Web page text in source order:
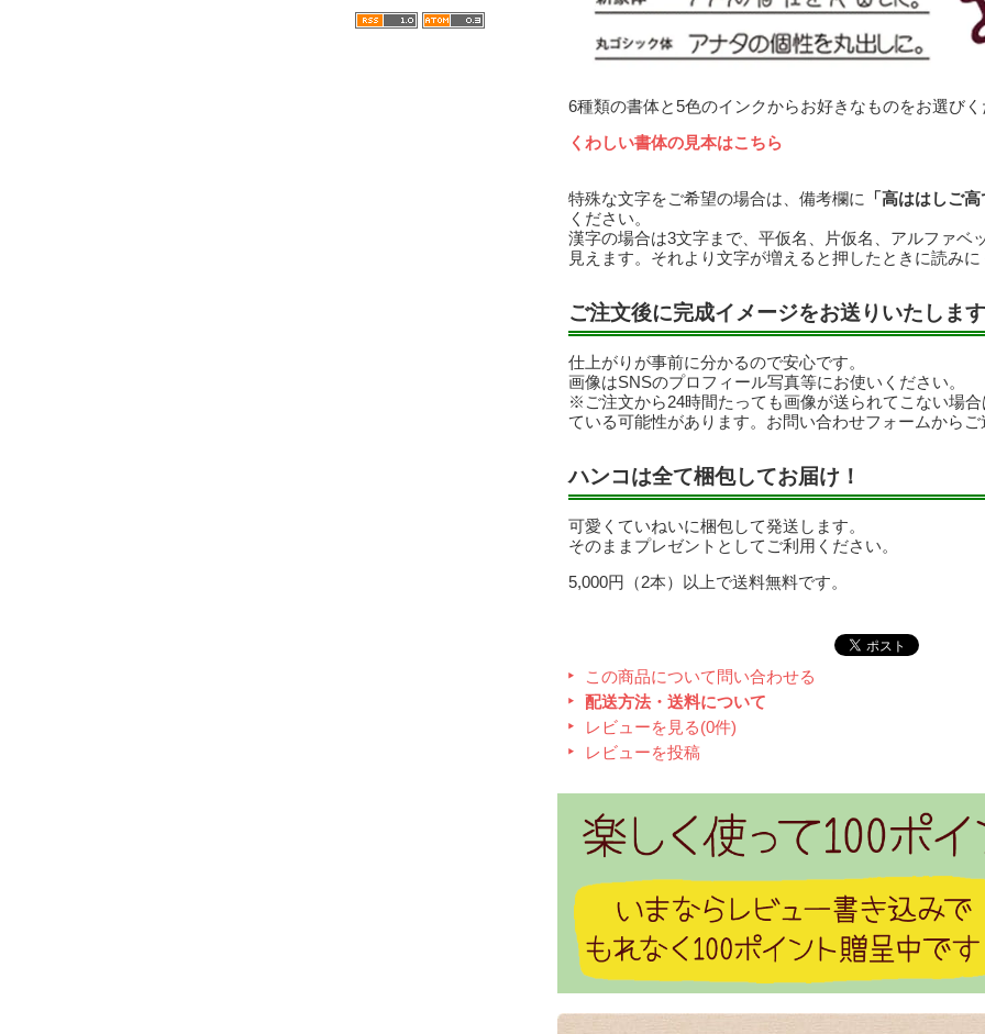
6種類の書体と5色のインクからお好きなものをお選び
くわしい書体の見本はこちら
特殊な文字をご希望の場合は、備考欄に
「高ははしご
ください。
漢字の場合は3文字まで、平仮名、片仮名、アルファベ
見えます。それより文字が増えると押したときに読み
ご注文後に完成イメージをお送りいたしま
仕上がりが事前に分かるので安心です。
画像はSNSのプロフィール写真等にお使いください。
※ご注文から24時間たっても画像が送られてこない場
ている可能性があります。お問い合わせフォームから
ハンコは全て梱包してお届け！
可愛くていねいに梱包して発送します。
そのままプレゼントとしてご利用ください。
5,000円（2本）以上で送料無料です。
この商品について問い合わせる
配送方法・送料について
レビューを見る(0件)
レビューを投稿